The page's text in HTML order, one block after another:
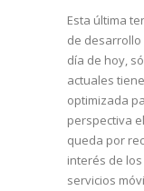
Esta última
de desarrollo
día de hoy,
actuales
optimizada
perspectiva
queda por
interés de
servicios